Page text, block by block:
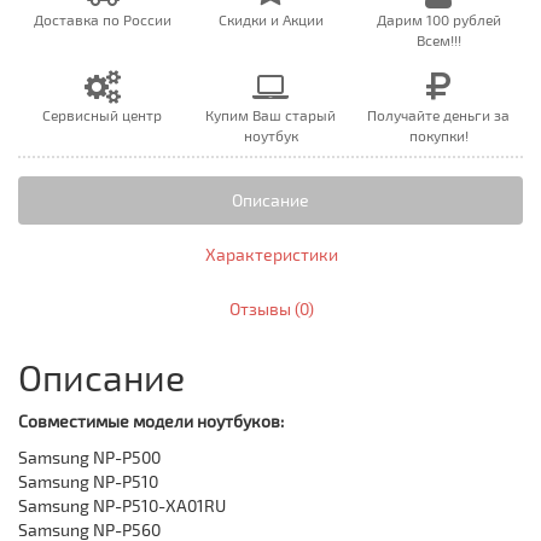
Доставка по России Скидки и Акции
Дарим 100 рублей
Всем!!!
Сервисный центр
Купим Ваш старый
ноутбук
Получайте деньги за
покупки!
Описание
Характеристики
Отзывы (0)
Описание
Совместимые модели ноутбуков:
Samsung NP-P500
Samsung NP-P510
Samsung NP-P510-XA01RU
Samsung NP-P560